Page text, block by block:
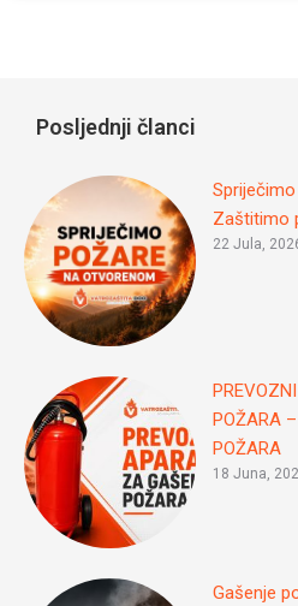
Posljednji članci
Zaštitimo
22 Jula,
POŽARA
POŽARA
18 Juna,
Gašenje